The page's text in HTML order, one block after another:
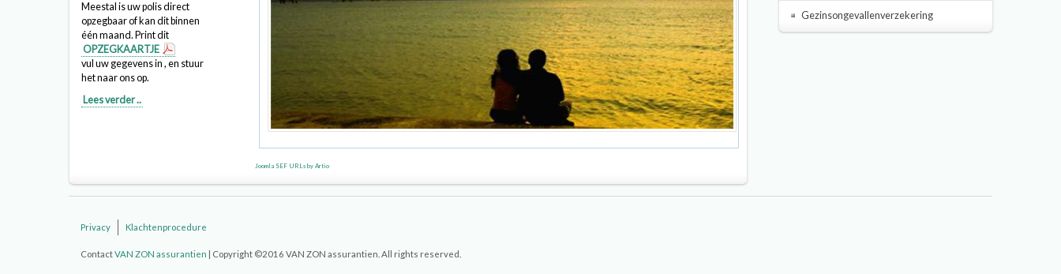
Joomla SEF URLs by Artio
Meestal is uw polis direct
opzegbaar of kan dit binnen
één maand. Print dit
OPZEGKAARTJE
vul uw gegevens in , en stuur
het naar ons op.
Lees verder ..
Gezinsongevallenverzekering
Privacy Klachtenprocedure
ContactVAN ZON assurantien | Copyright ©2016 VAN ZON assurantien. All rights reserved.